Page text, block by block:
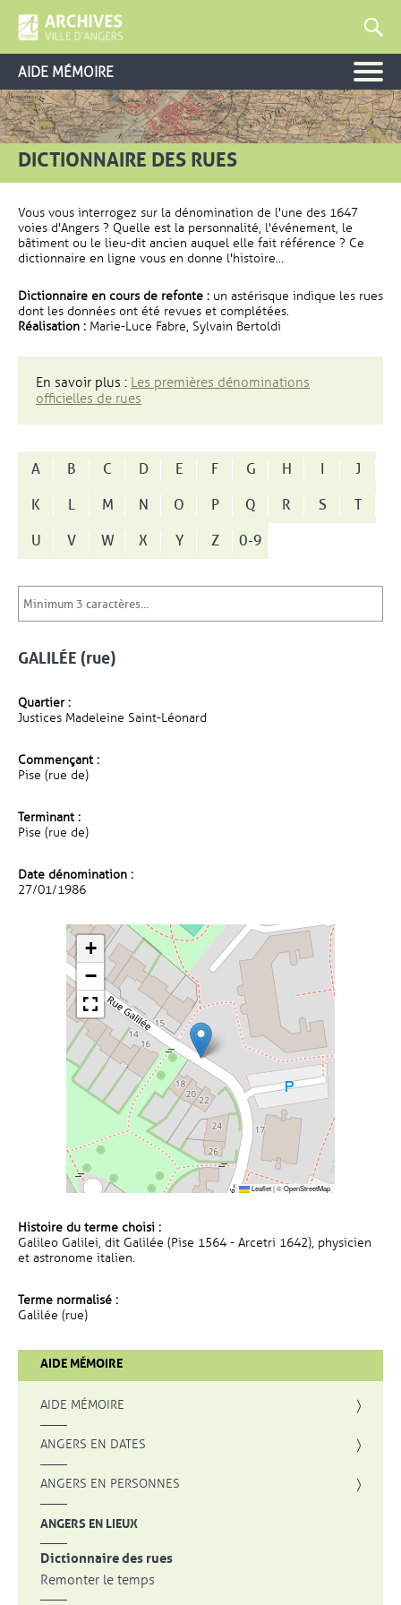
AIDE MÉMOIRE
DICTIONNAIRE DES RUES
Vous vous interrogez sur la dénomination de l'une des 1647
voies d'Angers ? Quelle est la personnalité, l'événement, le
bâtiment ou le lieu-dit ancien auquel elle fait référence ? Ce
dictionnaire en ligne vous en donne l'histoire...
Dictionnaire en cours de refonte : un astérisque indique les rues
dont les données ont été revues et complétées.
Réalisation : Marie-Luce Fabre, Sylvain Bertoldi
En savoir plus : Les premières dénominations
officielles de rues
A B C D E F G H I
J
K
L M N O P Q R S
T
U
V W X Y Z 0-9
GALILÉE (rue)
Quartier :
Justices Madeleine Saint-Léonard
Commençant :
Pise (rue de)
Terminant :
Pise (rue de)
Date dénomination :
27/01/1986
+
−
Leaflet|©OpenStreetMap
Histoire du terme choisi :
Galileo Galilei, dit Galilée (Pise 1564 - Arcetri 1642), physicien
et astronome italien.
Terme normalisé :
Galilée (rue)
AIDE MÉMOIRE
AIDE MÉMOIRE
ANGERS EN DATES
ANGERS EN PERSONNES
ANGERS EN LIEUX
Dictionnaire des rues
Remonter le temps